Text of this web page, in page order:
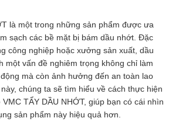
vón
khát
là một trong những sản phẩm được ưa
sạch các bề mặt bị bám dầu nhớt. Đặc
công nghiệp hoặc xưởng sản xuất, dầu
một vấn đề nghiêm trọng không chỉ làm
mà còn ảnh hưởng đến an toàn lao
chúng ta sẽ tìm hiểu về cách thực hiện
TẨY DẦU NHỚT, giúp bạn có cái nhìn
sản phẩm này hiệu quả hơn.